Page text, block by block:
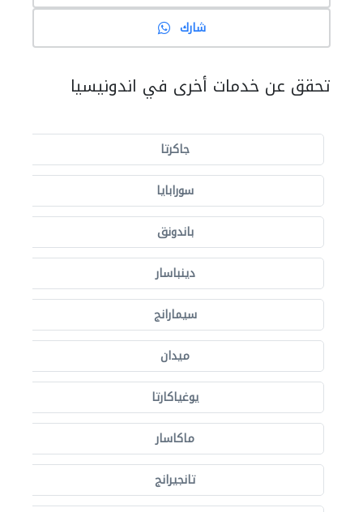
شارك
تحقق عن خدمات أخرى في اندونيسيا
جاكرتا
سورابايا
باندونق
دينباسار
سيمارانج
ميدان
يوغياكارتا
ماكاسار
تانجيرانج